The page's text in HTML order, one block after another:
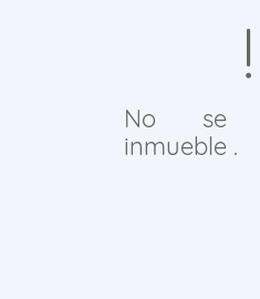
No se
inmueble .